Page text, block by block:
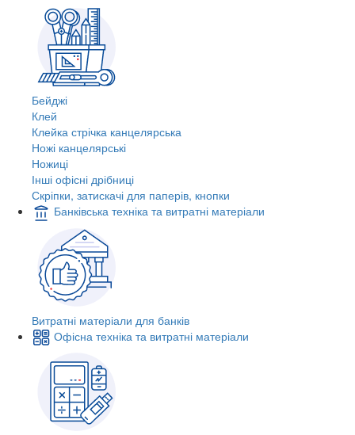
Бейджі
Клей
Клейка стрічка канцелярська
Ножі канцелярські
Ножиці
Інші офісні дрібниці
Скріпки, затискачі для паперів, кнопки
Банківська техніка та витратні матеріали
Витратні матеріали для банків
Офісна техніка та витратні матеріали